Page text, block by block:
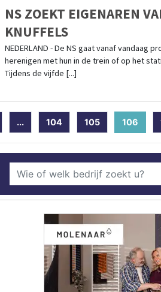
NS ZOEKT EIGENAREN
KNUFFELS
NEDERLAND - De NS gaat vanaf vandaag
herenigen met hun in de trein of op het
Tijdens de vijfde [...]
... 104 105 106